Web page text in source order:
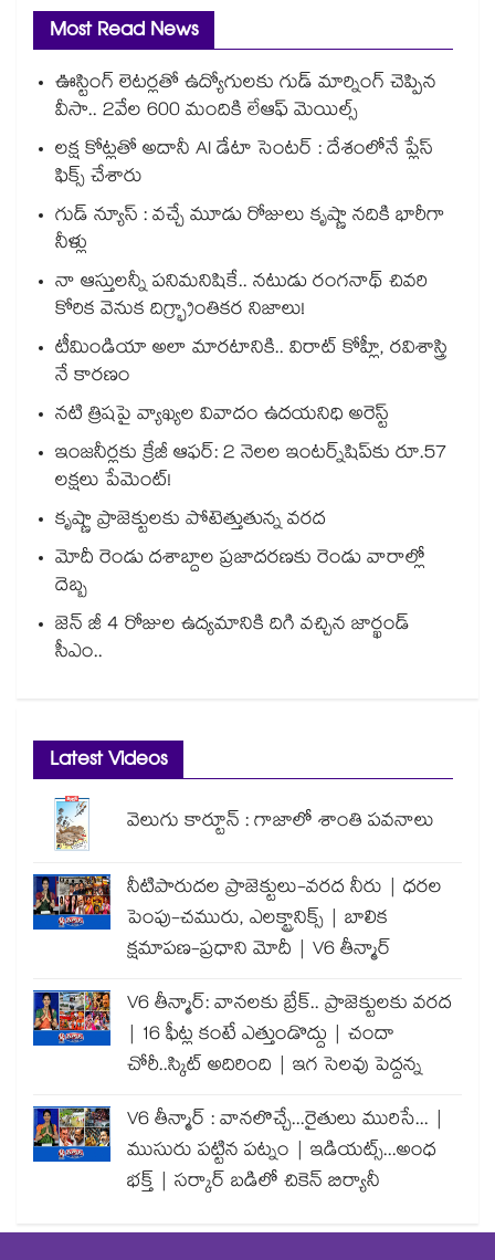
Most Read News
ఊస్టింగ్ లెటర్లతో ఉద్యోగులకు గుడ్ మార్నింగ్ చెప్పిన
వీసా.. 2వేల 600 మందికి లేఆఫ్ మెయిల్స్
లక్ష కోట్లతో అదానీ AI డేటా సెంటర్ : దేశంలోనే ప్లేస్
ఫిక్స్ చేశారు
గుడ్ న్యూస్ : వచ్చే మూడు రోజులు కృష్ణా నదికి భారీగా
నీళ్లు
నా ఆస్తులన్నీ పనిమనిషికే.. నటుడు రంగనాథ్ చివరి
కోరిక వెనుక దిగ్భ్రాంతికర నిజాలు!
టీమిండియా అలా మారటానికి.. విరాట్ కోహ్లీ, రవిశాస్త్రి
నే కారణం
నటి త్రిషపై వ్యాఖ్యల వివాదం ఉదయనిధి అరెస్ట్
ఇంజనీర్లకు క్రేజీ ఆఫర్: 2 నెలల ఇంటర్న్‌షిప్‌కు రూ.57
లక్షలు పేమెంట్!
కృష్ణా ప్రాజెక్టులకు పోటెత్తుతున్న వరద
మోదీ రెండు దశాబ్దాల ప్రజాదరణకు రెండు వారాల్లో
దెబ్బ
జెన్ జీ 4 రోజుల ఉద్యమానికి దిగి వచ్చిన జార్ఖండ్
సీఎం..
Latest Videos
వెలుగు కార్టూన్ : గాజాలో శాంతి పవనాలు
నీటిపారుదల ప్రాజెక్టులు-వరద నీరు | ధరల
పెంపు-చమురు, ఎలక్ట్రానిక్స్ | బాలిక
క్షమాపణ-ప్రధాని మోదీ | V6 తీన్మార్
V6 తీన్మార్: వానలకు బ్రేక్.. ప్రాజెక్టులకు వరద
| 16 ఫీట్ల కంటే ఎత్తుండొద్దు | చందా
చోరీ..స్కిట్ అదిరింది | ఇగ సెలవు పెద్దన్న
V6 తీన్మార్ : వానలొచ్చే...రైతులు మురిసే... |
ముసురు పట్టిన పట్నం | ఇడియట్స్...అంధ
భక్త్ | సర్కార్ బడిలో చికెన్ బిర్యానీ